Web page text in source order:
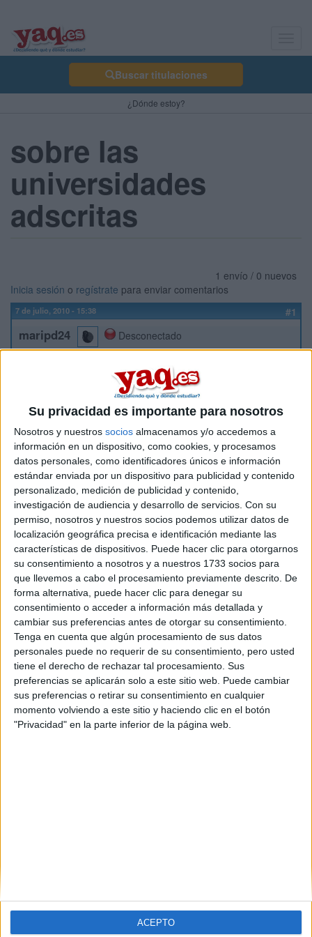
Su privacidad es importante para nosotros
Nosotros y nuestros socios almacenamos y/o accedemos a
información en un dispositivo, como cookies, y procesamos
datos personales, como identificadores únicos e información
estándar enviada por un dispositivo para publicidad y contenido
personalizado, medición de publicidad y contenido,
investigación de audiencia y desarrollo de servicios. Con su
permiso, nosotros y nuestros socios podemos utilizar datos de
localización geográfica precisa e identificación mediante las
características de dispositivos. Puede hacer clic para otorgarnos
su consentimiento a nosotros y a nuestros 1733 socios para
que llevemos a cabo el procesamiento previamente descrito. De
forma alternativa, puede hacer clic para denegar su
consentimiento o acceder a información más detallada y
cambiar sus preferencias antes de otorgar su consentimiento.
Tenga en cuenta que algún procesamiento de sus datos
personales puede no requerir de su consentimiento, pero usted
tiene el derecho de rechazar tal procesamiento. Sus
preferencias se aplicarán solo a este sitio web. Puede cambiar
sus preferencias o retirar su consentimiento en cualquier
momento volviendo a este sitio y haciendo clic en el botón
"Privacidad" en la parte inferior de la página web.
ACEPTO
Buscar titulaciones
¿Dónde estoy?
sobre las
universidades
adscritas
1 envío / 0 nuevos
Inicia sesión o regístrate para enviar comentarios
7 de julio, 2010 - 15:38 #1
maripd24
Desconectado
corte se pondran muy altas con el tema de la crisis??en las
publicas las notas sevan a disparar muchisimo,las unis de
enfermeria adscritas creeis q se pondran muy altas las
notas?y la de veterinaria de cordoba¿
Inicio
Etiquetas:
La universidad - un mundo
Enfermería
Publicidad y Relaciones Públicas
Veterinaria